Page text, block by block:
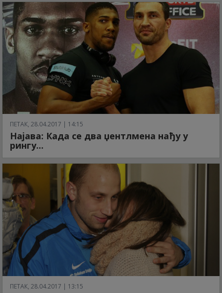
ПЕТАК, 28.04.2017 | 14:15
Најава: Када се два џентлмена нађу у
рингу...
ПЕТАК, 28.04.2017 | 13:15